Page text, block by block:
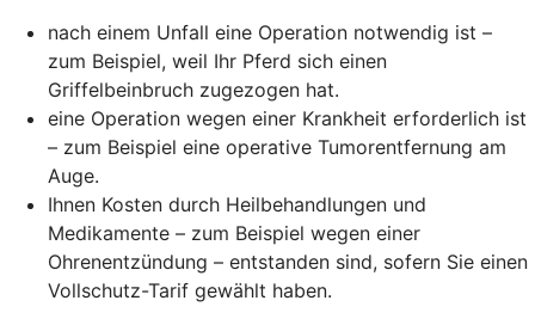
nach einem Unfall eine Operation notwendig ist –
zum Beispiel, weil Ihr Pferd sich einen
Griffelbeinbruch zugezogen hat.
eine Operation wegen einer Krankheit erforderlich ist
– zum Beispiel eine operative Tumorentfernung am
Auge.
Ihnen Kosten durch Heilbehandlungen und
Medikamente – zum Beispiel wegen einer
Ohrenentzündung – entstanden sind, sofern Sie einen
Vollschutz-Tarif gewählt haben.